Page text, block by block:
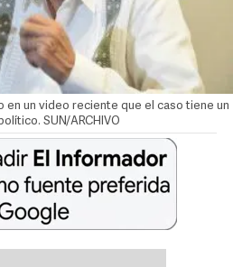
en un video reciente que el caso tiene un
SUN/ARCHIVO